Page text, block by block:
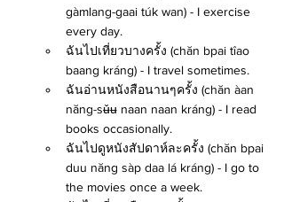
gàmlang-gaai túk wan) - I exercise
every day.
ฉันไปเที่ยวบางครั้ง (chăn bpai tîao
baang kráng) - I travel sometimes.
ฉันอ่านหนังสือนานๆครั้ง (chăn àan
năng-sʉ̌ʉ naan naan kráng) - I read
books occasionally.
ฉันไปดูหนังสัปดาห์ละครั้ง (chăn bpai
duu năng sàp daa lá kráng) - I go to
the movies once a week.